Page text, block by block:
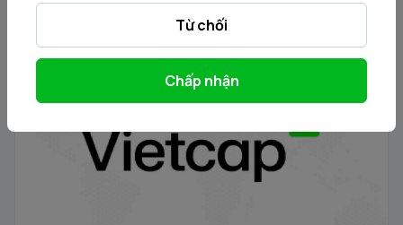
Thông báo phát hành chứng quyền có bảo đảm - Đợt
21/11/2025
Từ chối
Chấp nhận